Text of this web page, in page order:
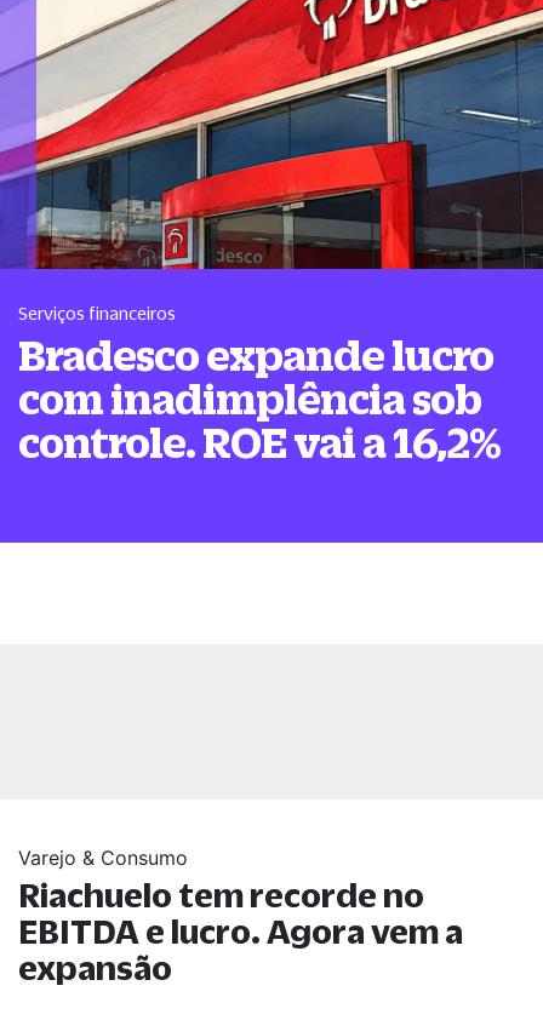
Serviços financeiros
Bradesco expande lucro
com inadimplência sob
controle. ROE vai a 16,2%
Varejo & Consumo
Riachuelo tem recorde no
EBITDA e lucro. Agora vem a
expansão